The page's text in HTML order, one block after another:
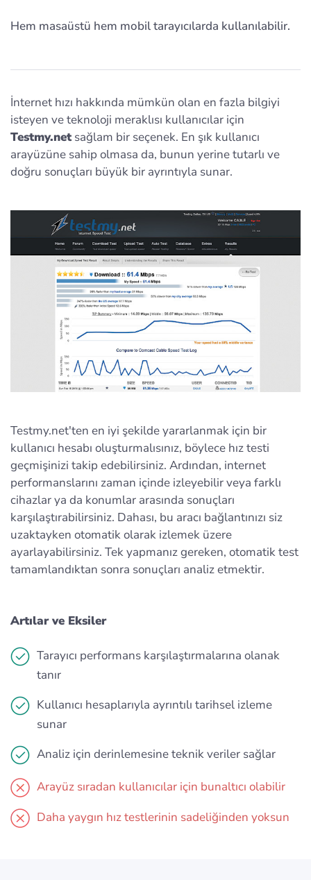
Hem masaüstü hem mobil tarayıcılarda kullanılabilir.
İnternet hızı hakkında mümkün olan en fazla bilgiyi
isteyen ve teknoloji meraklısı kullanıcılar için
Testmy.net sağlam bir seçenek. En şık kullanıcı
arayüzüne sahip olmasa da, bunun yerine tutarlı ve
doğru sonuçları büyük bir ayrıntıyla sunar.
Testmy.net'ten en iyi şekilde yararlanmak için bir
kullanıcı hesabı oluşturmalısınız, böylece hız testi
geçmişinizi takip edebilirsiniz. Ardından, internet
performanslarını zaman içinde izleyebilir veya farklı
cihazlar ya da konumlar arasında sonuçları
karşılaştırabilirsiniz. Dahası, bu aracı bağlantınızı siz
uzaktayken otomatik olarak izlemek üzere
ayarlayabilirsiniz. Tek yapmanız gereken, otomatik test
tamamlandıktan sonra sonuçları analiz etmektir.
Artılar ve Eksiler
Tarayıcı performans karşılaştırmalarına olanak
tanır
Kullanıcı hesaplarıyla ayrıntılı tarihsel izleme
sunar
Analiz için derinlemesine teknik veriler sağlar
Arayüz sıradan kullanıcılar için bunaltıcı olabilir
Daha yaygın hız testlerinin sadeliğinden yoksun